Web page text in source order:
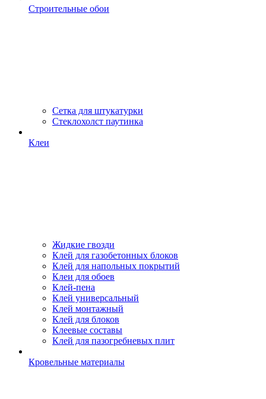
Строительные обои
Сетка для штукатурки
Стеклохолст паутинка
Клеи
Жидкие гвозди
Клей для газобетонных блоков
Клей для напольных покрытий
Клеи для обоев
Клей-пена
Клей универсальный
Клей монтажный
Клей для блоков
Клеевые составы
Клей для пазогребневых плит
Кровельные материалы